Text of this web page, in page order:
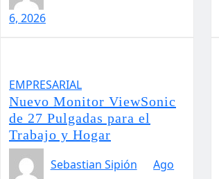
6, 2026
EMPRESARIAL
Nuevo Monitor ViewSonic
de 27 Pulgadas para el
Trabajo y Hogar
Sebastian Sipión
Ago